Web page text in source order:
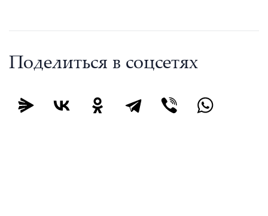
Поделиться в соцсетях